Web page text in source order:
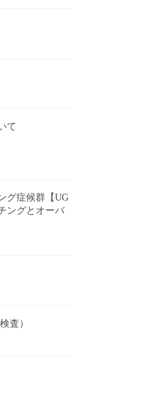
て
グ症候群【UG
ングとオーバ
査）